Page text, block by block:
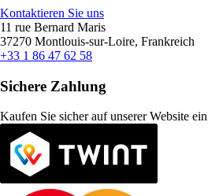
Kontaktieren Sie uns
11 rue Bernard Maris
37270 Montlouis-sur-Loire, Frankreich
+33 1 86 47 62 58
Sichere Zahlung
Kaufen Sie sicher auf unserer Website ein